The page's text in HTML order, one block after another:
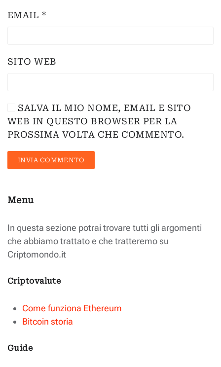
EMAIL *
SITO WEB
SALVA IL MIO NOME, EMAIL E SITO
WEB IN QUESTO BROWSER PER LA
PROSSIMA VOLTA CHE COMMENTO.
INVIA COMMENTO
Menu
In questa sezione potrai trovare tutti gli argomenti
che abbiamo trattato e che tratteremo su
Criptomondo.it
Criptovalute
Come funziona Ethereum
Bitcoin storia
Guide